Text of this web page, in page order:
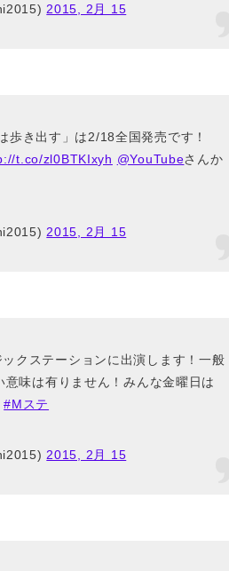
2015, 2月 15
き出す」は2/18全国発売です！
t.co/zl0BTKIxyh @YouTubeさんか
2015, 2月 15
クステーションに出演します！一般
味は有りません！みんな金曜日は
#Mステ
2015, 2月 15